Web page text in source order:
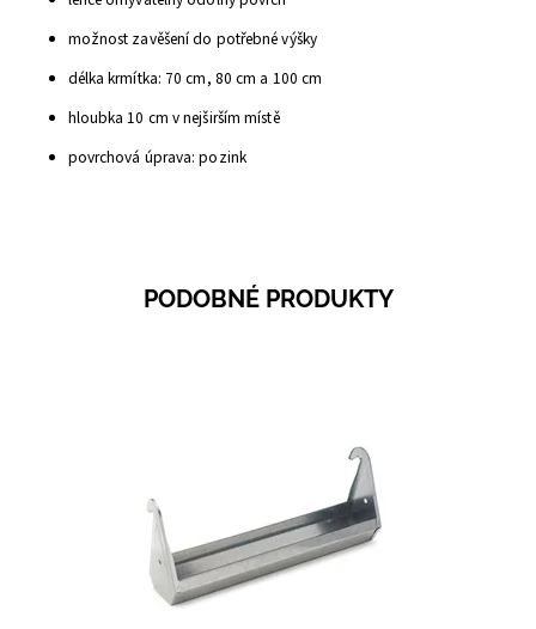
možnost zavěšení do potřebné výšky
délka krmítka: 70 cm, 80 cm a 100 cm
hloubka 10 cm v nejširším místě
povrchová úprava: pozink
PODOBNÉ PRODUKTY